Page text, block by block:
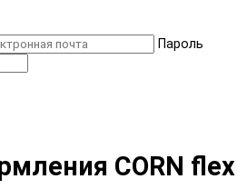
Пароль
CORN flex